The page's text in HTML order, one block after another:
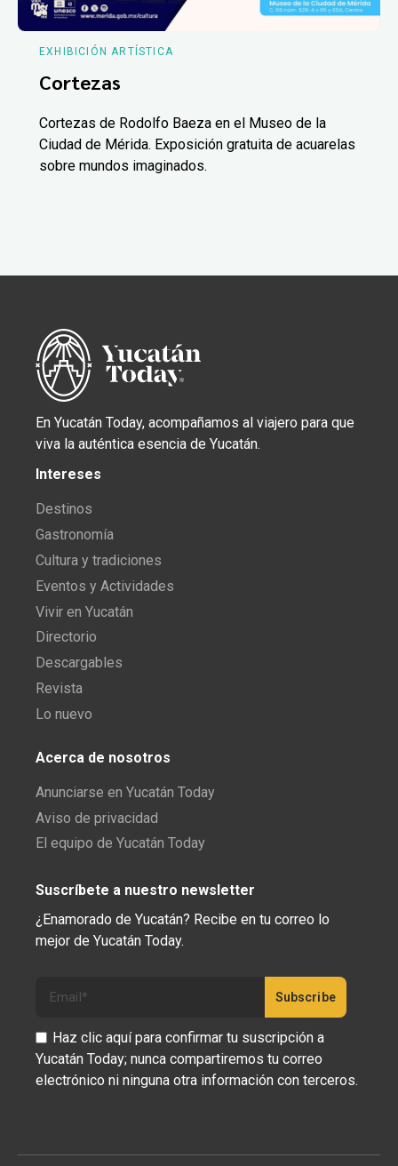
EXHIBICIÓN ARTÍSTICA
Cortezas
Cortezas de Rodolfo Baeza en el Museo de la
Ciudad de Mérida. Exposición gratuita de acuarelas
sobre mundos imaginados.
En Yucatán Today, acompañamos al viajero para que
viva la auténtica esencia de Yucatán.
Intereses
Destinos
Gastronomía
Cultura y tradiciones
Eventos y Actividades
Vivir en Yucatán
Directorio
Descargables
Revista
Lo nuevo
Acerca de nosotros
Anunciarse en Yucatán Today
Aviso de privacidad
El equipo de Yucatán Today
Suscríbete a nuestro newsletter
¿Enamorado de Yucatán? Recibe en tu correo lo
mejor de Yucatán Today.
Haz clic aquí para confirmar tu suscripción a
Yucatán Today; nunca compartiremos tu correo
electrónico ni ninguna otra información con terceros.